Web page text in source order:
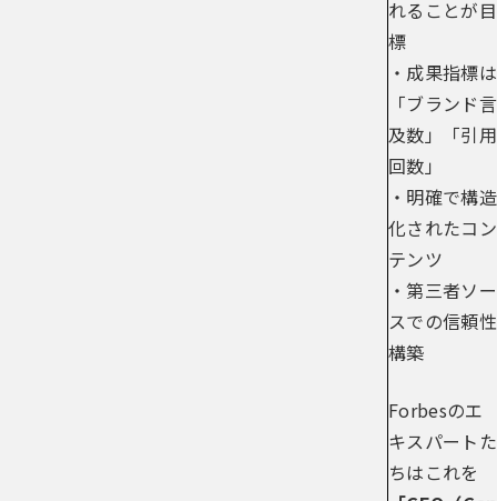
れることが目
標
・成果指標は
「ブランド言
及数」「引用
回数」
・明確で構造
化されたコン
テンツ
・第三者ソー
スでの信頼性
構築
Forbesのエ
キスパートた
ちはこれを